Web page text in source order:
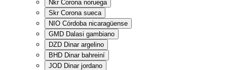
Nkr Corona noruega
Skr Corona sueca
NIO Córdoba nicaragüense
GMD Dalasi gambiano
DZD Dinar argelino
BHD Dinar bahreiní
JOD Dinar jordano